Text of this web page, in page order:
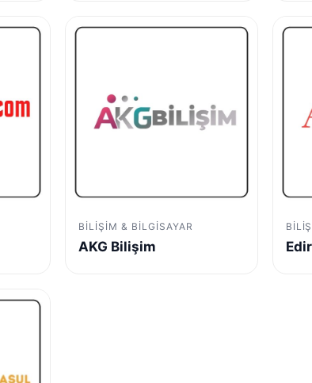
BILIŞIM & BILGISAYAR
AKG Bilişim